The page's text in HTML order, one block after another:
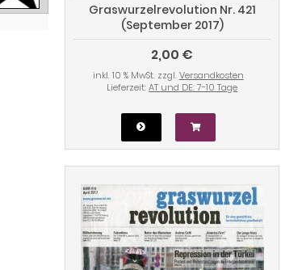
Graswurzelrevolution Nr. 421
(September 2017)
2,00 €
inkl. 10 % MwSt. zzgl.Versandkosten
Lieferzeit:AT und DE: 7-10 Tage